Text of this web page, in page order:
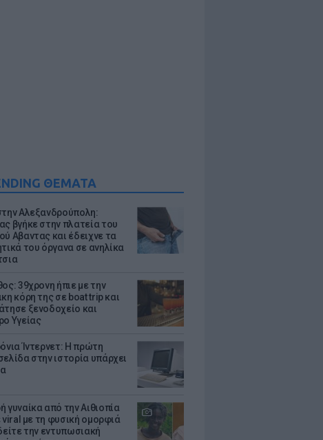
ΘΕΜΑΤΑ
Αλεξανδρούπολη:
βγήκε στην πλατεία του
Αβαντας και έδειχνε τα
του όργανα σε ανηλίκα
39χρονη ήπιε με την
κόρη της σε boat trip και
ξενοδοχείο και
Υγείας
Ίντερνετ: Η πρώτη
στην ιστορία υπάρχει
γυναίκα από την Αιθιοπία
viral με τη φυσική ομορφιά
την εντυπωσιακή